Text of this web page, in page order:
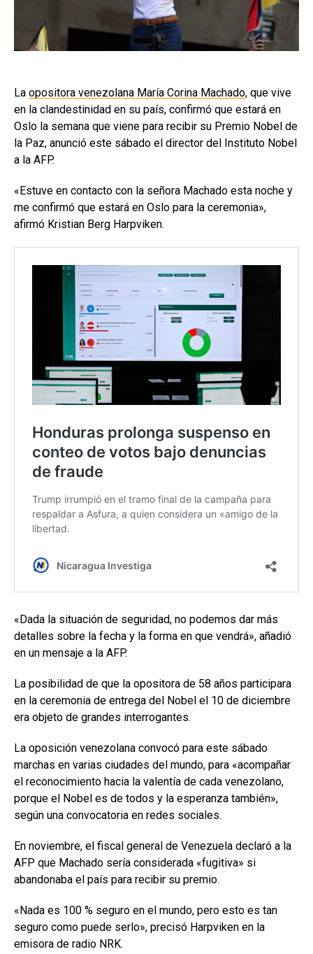
La opositora venezolana María Corina Machado, que vive
en la clandestinidad en su país, confirmó que estará en
Oslo la semana que viene para recibir su Premio Nobel de
la Paz, anunció este sábado el director del Instituto Nobel
a la AFP.
«Estuve en contacto con la señora Machado esta noche y
me confirmó que estará en Oslo para la ceremonia»,
afirmó Kristian Berg Harpviken.
«Dada la situación de seguridad, no podemos dar más
detalles sobre la fecha y la forma en que vendrá», añadió
en un mensaje a la AFP.
La posibilidad de que la opositora de 58 años participara
en la ceremonia de entrega del Nobel el 10 de diciembre
era objeto de grandes interrogantes.
La oposición venezolana convocó para este sábado
marchas en varias ciudades del mundo, para «acompañar
el reconocimiento hacia la valentía de cada venezolano,
porque el Nobel es de todos y la esperanza también»,
según una convocatoria en redes sociales.
En noviembre, el fiscal general de Venezuela declaró a la
AFP que Machado sería considerada «fugitiva» si
abandonaba el país para recibir su premio.
«Nada es 100 % seguro en el mundo, pero esto es tan
seguro como puede serlo», precisó Harpviken en la
emisora de radio NRK.